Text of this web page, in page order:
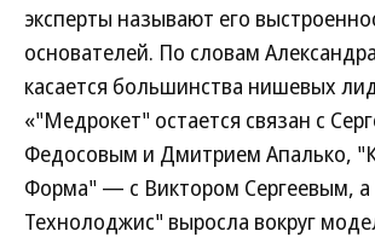
эксперты называют его
основателей. По словам
касается большинства нишевых
«"Медрокет" остается связан с
Федосовым и Дмитрием Апалько,
Форма" — с Виктором Сергеевым, а
Технолоджис" выросла вокруг